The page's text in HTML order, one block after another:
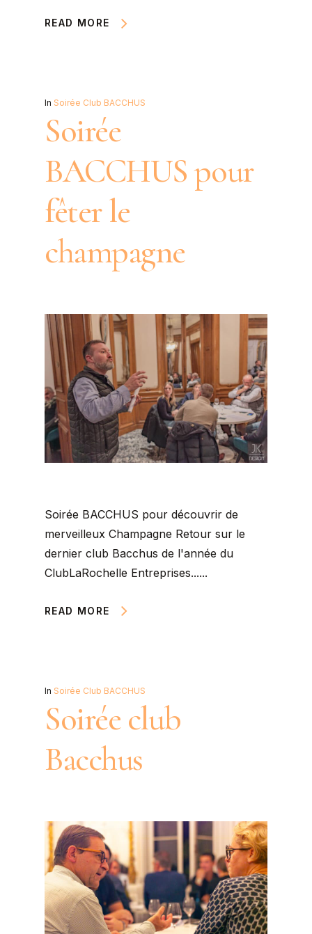
READ MORE
In Soirée Club BACCHUS
Soirée
BACCHUS pour
fêter le
champagne
Soirée BACCHUS pour découvrir de
merveilleux Champagne Retour sur le
dernier club Bacchus de l'année du
ClubLaRochelle Entreprises......
READ MORE
In Soirée Club BACCHUS
Soirée club
Bacchus